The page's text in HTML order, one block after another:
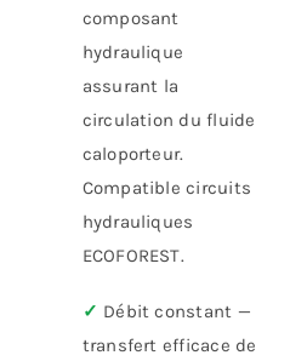
composant
hydraulique
assurant la
circulation du fluide
caloporteur.
Compatible circuits
hydrauliques
ECOFOREST.
✓ Débit constant —
transfert efficace de